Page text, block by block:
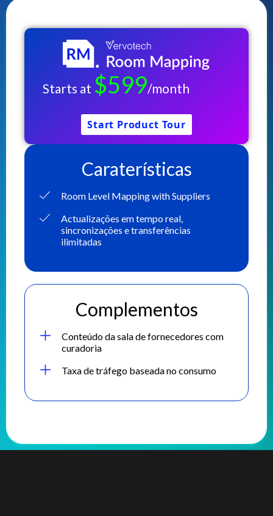
Starts at $599/month
Start Product Tour
Caraterísticas
Room Level Mapping with Suppliers
Actualizações em tempo real,
sincronizações e transferências
ilimitadas
Complementos
Conteúdo da sala de fornecedores com
curadoria
Taxa de tráfego baseada no consumo